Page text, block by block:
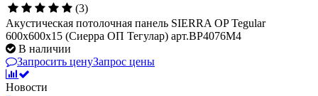
(3)
Акустическая потолочная панель SIERRA OP Tegular
600x600x15 (Сиерра ОП Тегулар) арт.BP4076M4
В наличии
Запросить ценуЗапрос цены
Новости